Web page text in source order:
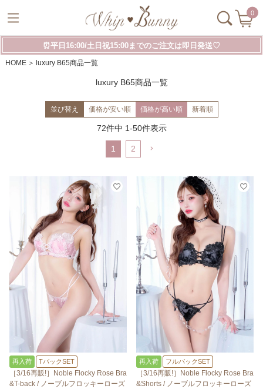
0
⏰平日16:00/土日祝15:00までのご注文は即日発送♡
HOME luxury B65商品一覧
luxury B65商品一覧
並び替え 価格が安い順 価格が高い順 新着順
72件中 1-50件表示
1 2
再入荷 TバックSET
［3/16再販!］Noble Flocky Rose Bra
&T-back / ノーブルフロッキーローズ
再入荷 フルバックSET
［3/16再販!］Noble Flocky Rose Bra
&Shorts / ノーブルフロッキーローズ